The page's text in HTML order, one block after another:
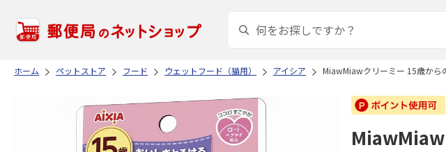
ホーム ペットストア フード ウェットフード（猫用） アイシア MiawMiawクリーミー 15歳から
MiawMiaw